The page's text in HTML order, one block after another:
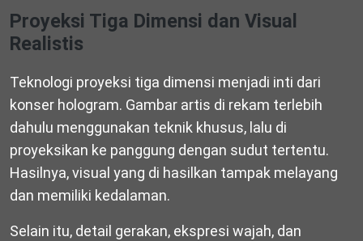
Proyeksi Tiga Dimensi dan Visual
Realistis
Teknologi proyeksi tiga dimensi menjadi inti dari
konser hologram. Gambar artis di rekam terlebih
dahulu menggunakan teknik khusus, lalu di
proyeksikan ke panggung dengan sudut tertentu.
Hasilnya, visual yang di hasilkan tampak melayang
dan memiliki kedalaman.
Selain itu, detail gerakan, ekspresi wajah, dan